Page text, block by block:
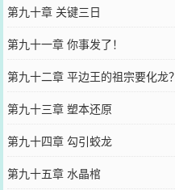
第九十章 关键三日
第九十一章 你事发了！
第九十二章 平边王的祖宗要化龙？
第九十三章 塑本还原
第九十四章 勾引蛟龙
第九十五章 水晶棺